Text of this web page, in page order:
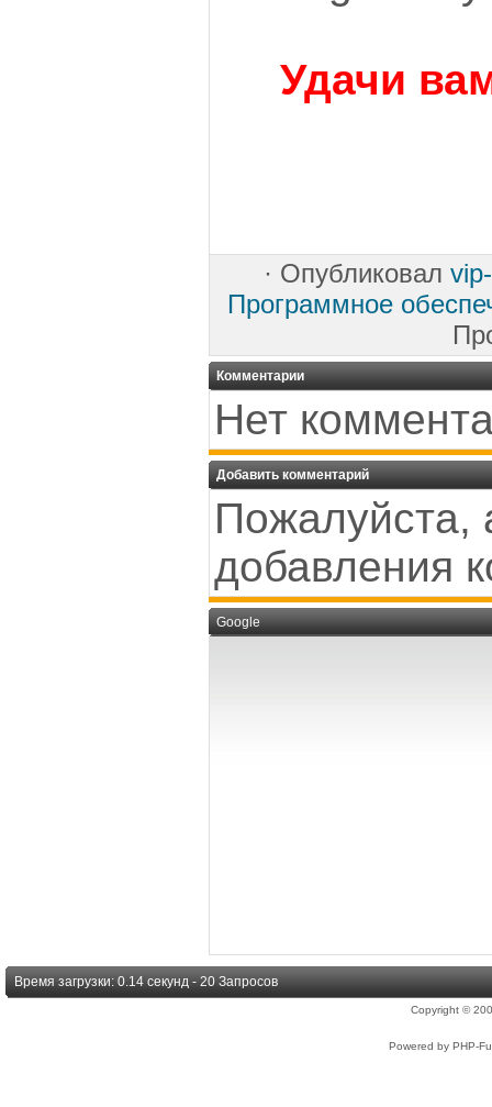
Удачи
· Опубликовал
Программное
Комментарии
Нет
Добавить комментарий
Пожалуйста,
добавления
Google
Время загрузки: 0.14 секунд - 20 Запросов
Copyright ©
Powered by PHP-